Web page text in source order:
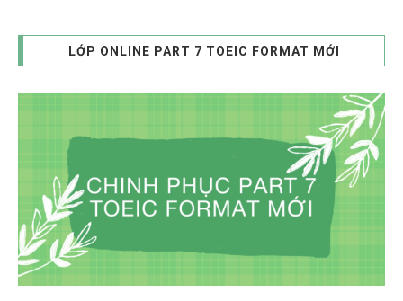
LỚP ONLINE PART 7 TOEIC FORMAT MỚI